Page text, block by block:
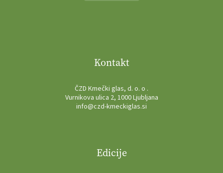
Kontakt
ČZD Kmečki glas, d. o. o .
Vurnikova ulica 2, 1000 Ljubljana
info@czd-kmeckiglas.si
Edicije